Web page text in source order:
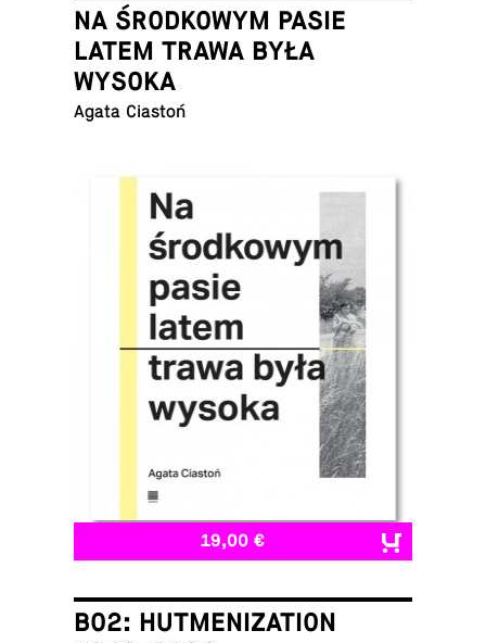
NA ŚRODKOWYM PASIE
LATEM TRAWA BYŁA
WYSOKA
Agata Ciastoń
19,00 €
B02: HUTMENIZATION